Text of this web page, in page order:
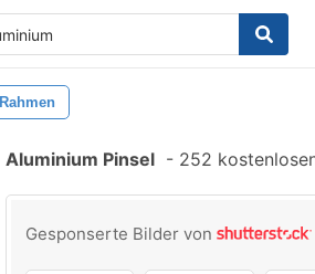
Rahmen
Aluminium Pinsel - 252
Gesponserte Bilder von